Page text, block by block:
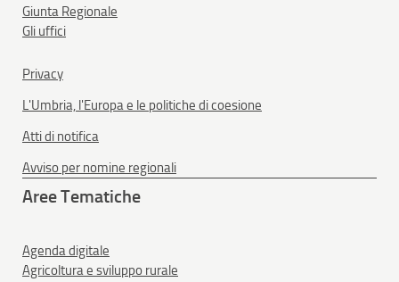
Giunta Regionale
Gli uffici
Privacy
L'Umbria, l'Europa e le politiche di coesione
Atti di notifica
Avviso per nomine regionali
Aree Tematiche
Agenda digitale
Agricoltura e sviluppo rurale